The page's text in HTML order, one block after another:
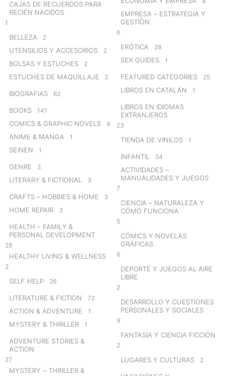
CAJAS DE RECUERDOS PARA
RECIÉN NACIDOS
1
BELLEZA 2
UTENSILIOS Y ACCESORIOS 2
BOLSAS Y ESTUCHES 2
ESTUCHES DE MAQUILLAJE 2
BIOGRAFIAS 62
BOOKS 141
COMICS & GRAPHIC NOVELS 4
ANIME & MANGA 1
SEINEN 1
GENRE 3
LITERARY & FICTIONAL 3
CRAFTS – HOBBIES & HOME 3
HOME REPAIR 3
HEALTH – FAMILY &
PERSONAL DEVELOPMENT
28
HEALTHY LIVING & WELLNESS
2
SELF HELP 26
LITERATURE & FICTION 72
ACTION & ADVENTURE 1
MYSTERY & THRILLER 1
ADVENTURE STORIES &
ACTION
27
MYSTERY – THRILLER &
EMPRESA – ESTRATEGIA Y
GESTIÓN
6
ERÓTICA 28
SEX GUIDES 1
FEATURED CATEGORIES 25
LIBROS EN CATALÁN 1
LIBROS EN IDIOMAS
EXTRANJEROS
23
TIENDA DE VINILOS 1
INFANTIL 54
ACTIVIDADES –
MANUALIDADES Y JUEGOS
7
CIENCIA – NATURALEZA Y
CÓMO FUNCIONA
5
CÓMICS Y NOVELAS
GRÁFICAS
6
DEPORTE Y JUEGOS AL AIRE
LIBRE
2
DESARROLLO Y CUESTIONES
PERSONALES Y SOCIALES
9
FANTASÍA Y CIENCIA FICCIÓN
2
LUGARES Y CULTURAS 2